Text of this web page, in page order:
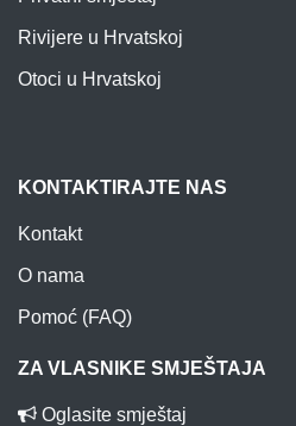
Rivijere u Hrvatskoj
Otoci u Hrvatskoj
KONTAKTIRAJTE NAS
Kontakt
O nama
Pomoć (FAQ)
ZA VLASNIKE SMJEŠTAJA
Oglasite smještaj